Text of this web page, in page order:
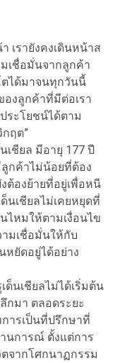
รายังคงเดินหน้าส
มเชื่อมั่นจากลูกค้า
ตได้มาจนทุกวันนี้
งลูกค้าที่มีต่อเรา
ระโยชน์ได้ตาม
ฤต”
ยล มีอายุ 177 ปี
กค้าไม่น้อยที่ต้อง
ต้องย้ายที่อยู่เพื่อหนี
นเชียลไม่เคยหยุดที่
ไหมให้ตามเงื่อนไข
มเชื่อมั่นให้กับ
หยัดอยู่ได้อย่าง
เชียลไม่ได้เริ่มต้น
กมา ตลอดระยะ
การเป็นที่ปรึกษาที่
นการณ์ ตั้งแต่การ
จากโศกนาฏกรรม